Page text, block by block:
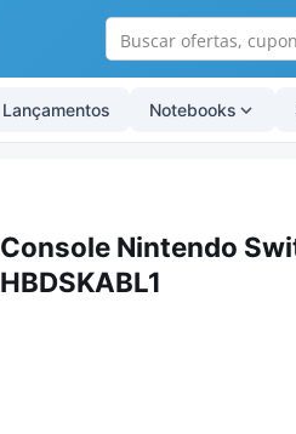
Lançamentos Notebooks
Console Nintendo
HBDSKABL1